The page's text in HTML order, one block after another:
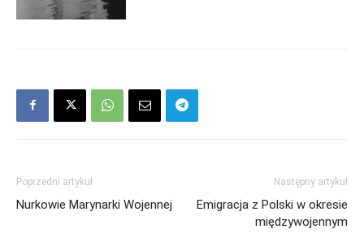
Poprzedni artykuł
Nurkowie Marynarki Wojennej
Następny artykuł
Emigracja z Polski w okresie
międzywojennym